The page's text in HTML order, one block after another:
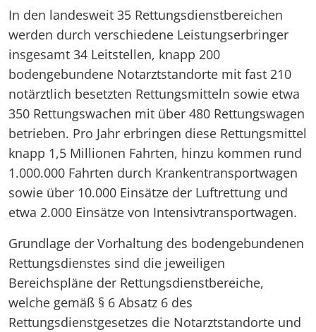
In den landesweit 35 Rettungsdienstbereichen
werden durch verschiedene Leistungserbringer
insgesamt 34 Leitstellen, knapp 200
bodengebundene Notarztstandorte mit fast 210
notärztlich besetzten Rettungsmitteln sowie etwa
350 Rettungswachen mit über 480 Rettungswagen
betrieben. Pro Jahr erbringen diese Rettungsmittel
knapp 1,5 Millionen Fahrten, hinzu kommen rund
1.000.000 Fahrten durch Krankentransportwagen
sowie über 10.000 Einsätze der Luftrettung und
etwa 2.000 Einsätze von Intensivtransportwagen.
Grundlage der Vorhaltung des bodengebundenen
Rettungsdienstes sind die jeweiligen
Bereichspläne der Rettungsdienstbereiche,
welche gemäß § 6 Absatz 6 des
Rettungsdienstgesetzes die Notarztstandorte und